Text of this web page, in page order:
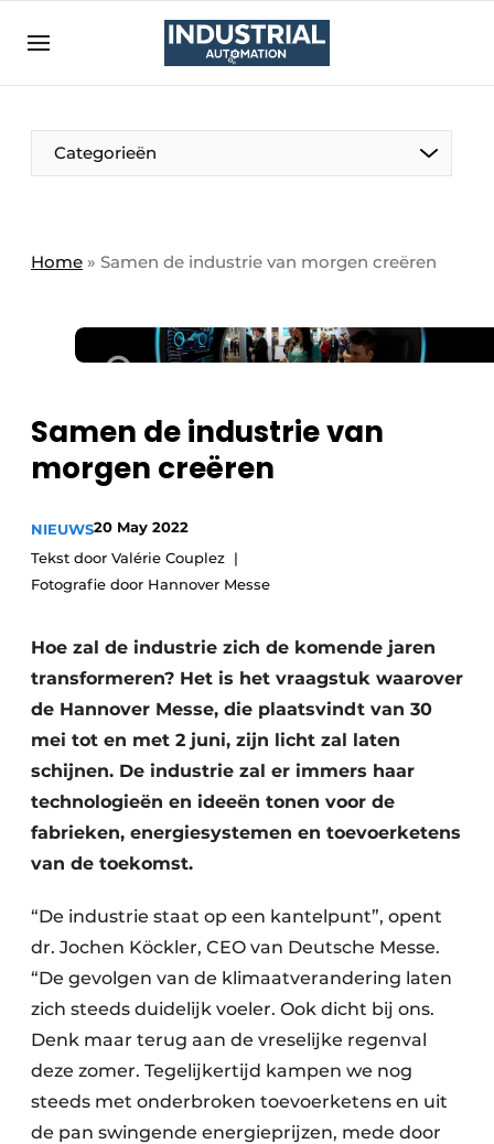
Aanmelden
Bedrijven
Bedrijven
Direct contact
Evenement aanmelden
Home
Nieuwsbrief
Podcasts
Privacy / Cookie statement
Vacature aanmelden
Vacatures
Categorieën
Home » Samen de industrie van morgen creëren
Samen de industrie van
morgen creëren
NIEUWS20 May 2022
Tekst door Valérie Couplez
Fotografie door Hannover Messe
Hoe zal de industrie zich de komende jaren
transformeren? Het is het vraagstuk waarover
de Hannover Messe, die plaatsvindt van 30
mei tot en met 2 juni, zijn licht zal laten
schijnen. De industrie zal er immers haar
technologieën en ideeën tonen voor de
fabrieken, energiesystemen en toevoerketens
van de toekomst.
“De industrie staat op een kantelpunt”, opent
dr. Jochen Köckler, CEO van Deutsche Messe.
“De gevolgen van de klimaatverandering laten
zich steeds duidelijk voeler. Ook dicht bij ons.
Denk maar terug aan de vreselijke regenval
deze zomer. Tegelijkertijd kampen we nog
steeds met onderbroken toevoerketens en uit
de pan swingende energieprijzen, mede door